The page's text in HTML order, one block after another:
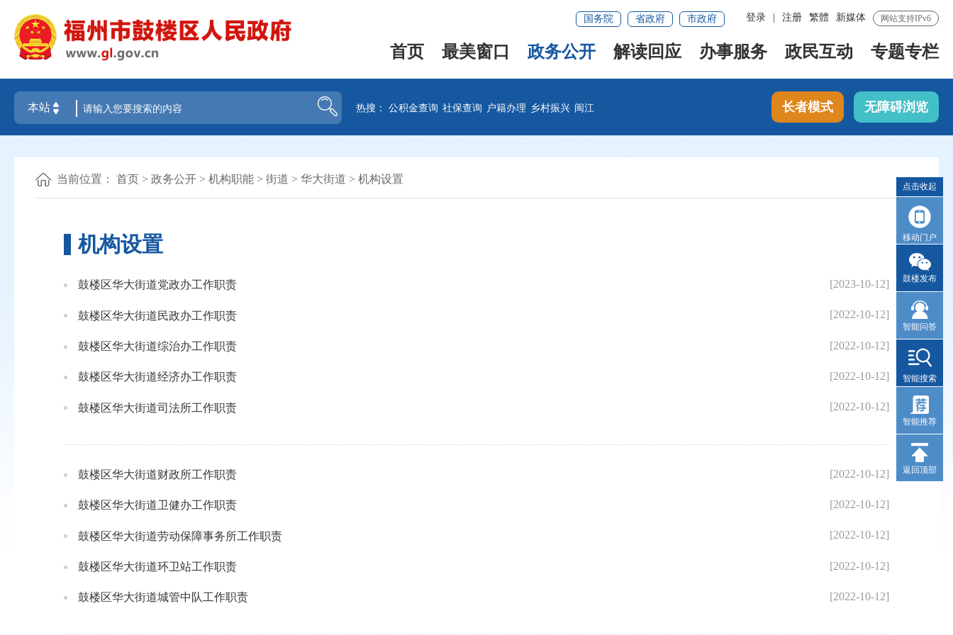
网站支持IPv6
新媒体
繁體
登录 注册
国务院 省政府 市政府
首页 最美窗口 政务公开 解读回应 办事服务 政民互动 专题专栏
热搜：公积金查询 社保查询 户籍办理 乡村振兴 闽江 长者模式 无障碍浏览
当前位置： 首页 > 政务公开 > 机构职能 > 街道 > 华大街道 > 机构设置
机构设置
[2023-10-12]
鼓楼区华大街道党政办工作职责
[2022-10-12]
鼓楼区华大街道民政办工作职责
[2022-10-12]
鼓楼区华大街道综治办工作职责
[2022-10-12]
鼓楼区华大街道经济办工作职责
[2022-10-12]
鼓楼区华大街道司法所工作职责
[2022-10-12]
鼓楼区华大街道财政所工作职责
[2022-10-12]
鼓楼区华大街道卫健办工作职责
[2022-10-12]
鼓楼区华大街道劳动保障事务所工作职责
[2022-10-12]
鼓楼区华大街道环卫站工作职责
[2022-10-12]
鼓楼区华大街道城管中队工作职责
点击收起
移动门户
鼓楼发布
智能问答
智能搜索
智能推荐
返回顶部